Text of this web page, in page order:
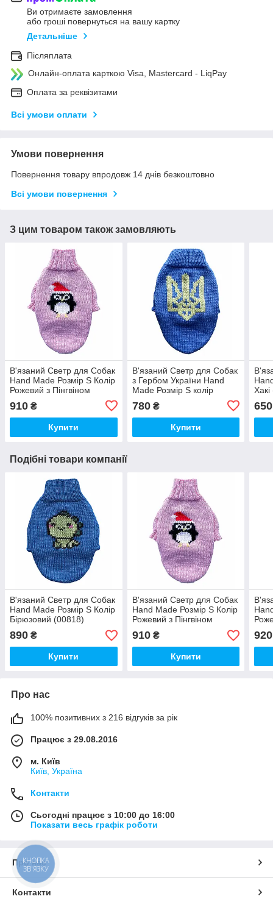
Ви отримаєте замовлення
або гроші повернуться на вашу картку
Детальніше
Післяплата
Онлайн-оплата карткою Visa, Mastercard - LiqPay
Оплата за реквізитами
Всі умови оплати
Умови повернення
Повернення товару впродовж 14 днів безкоштовно
Всі умови повернення
З цим товаром також замовляють
В'язаний Светр для Собак
Hand Made Розмір S Колір
Рожевий з Пінгвіном
910 ₴
Купити
В'язаний Светр для Собак
з Гербом України Hand
Made Розмір S колір
780₴
Купити
650
Подібні товари компанії
В'язаний Светр для Собак
Hand Made Розмір S Колір
Бірюзовий (00818)
890 ₴
Купити
В'язаний Светр для Собак
Hand Made Розмір S Колір
Рожевий з Пінгвіном
(00091)
910₴
Купити
920
Про нас
100% позитивних з 216 відгуків за рік
Працює з 29.08.2016
м. Київ
Київ, Україна
Контакти
Сьогодні працює з 10:00 до 16:00
Показати весь графік роботи
Про нас
Контакти
КНОПКА
ЗВ'ЯЗКУ